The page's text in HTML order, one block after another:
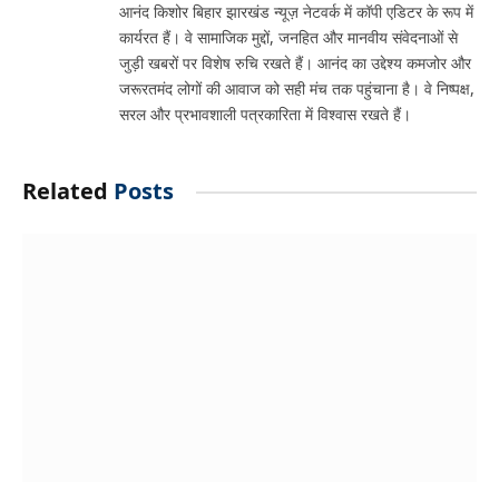
आनंद किशोर बिहार झारखंड न्यूज़ नेटवर्क में कॉपी एडिटर के रूप में
कार्यरत हैं। वे सामाजिक मुद्दों, जनहित और मानवीय संवेदनाओं से
जुड़ी खबरों पर विशेष रुचि रखते हैं। आनंद का उद्देश्य कमजोर और
जरूरतमंद लोगों की आवाज को सही मंच तक पहुंचाना है। वे निष्पक्ष,
सरल और प्रभावशाली पत्रकारिता में विश्वास रखते हैं।
Related Posts